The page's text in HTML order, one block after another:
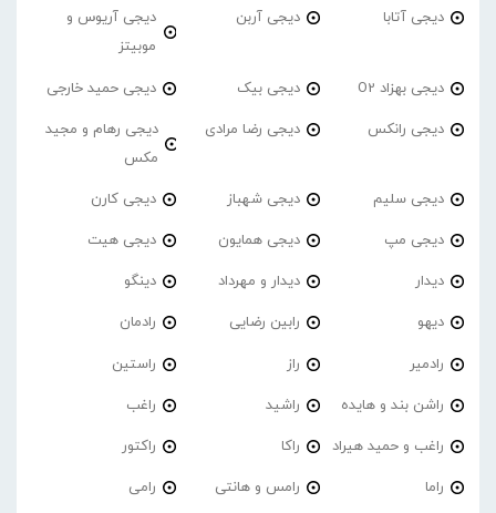
دیجی آتابا دیجی آربن
دیجی آریوس و
موبیتز
دیجی بهزاد O2 دیجی بیک دیجی حمید خارجی
دیجی رانکس دیجی رضا مرادی
دیجی رهام و مجید
مکس
دیجی سلیم دیجی شهباز دیجی کارن
دیجی مپ دیجی همایون دیجی هیت
دیدار دیدار و مهرداد دینگو
دیهو رابین رضایی رادمان
رادمیر راز راستین
راشن بند و هایده راشید راغب
راغب و حمید هیراد راکا راکتور
راما رامس و هانتی رامی